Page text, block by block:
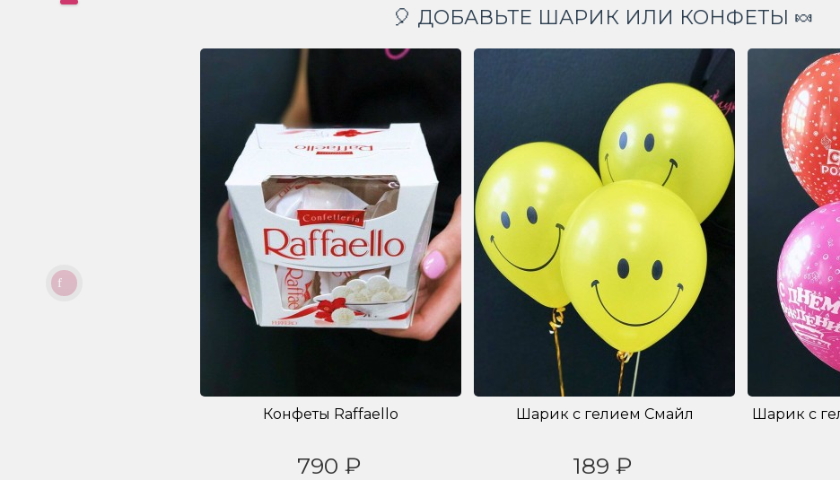
🎈 ДОБАВЬТЕ ШАРИК ИЛИ КОНФЕТЫ 🍬
Конфеты Raffaello
790 ₽
Шарик с гелием Смайл
189 ₽
Шарик с